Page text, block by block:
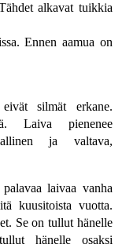
alkavat tuikkia
Ennen aamua on
silmät erkane.
Laiva pienenee
ja valtava,
laivaa vanha
kuusitoista vuotta.
Se on tullut hänelle
hänelle osaksi